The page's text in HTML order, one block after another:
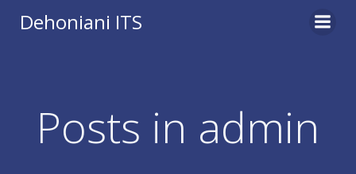
Dehoniani ITS
Posts in admin